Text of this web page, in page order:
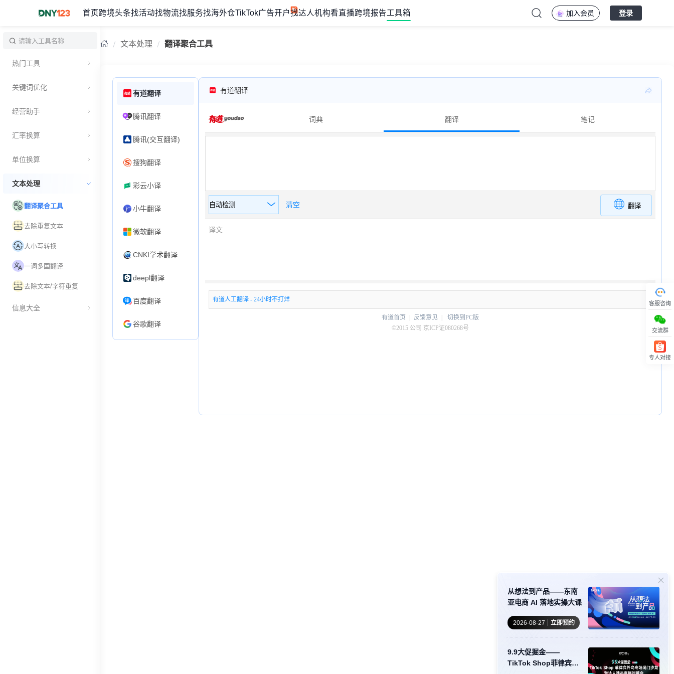
首页 跨境头条找活动找物流找服务找海外仓TikTok广告开户找达人机构看直播跨境报告工具箱 加入会员 登录
从想法到产品——东南
亚电商 AI 落地实操大课
2026-08-27 立即预约
9.9大促掘金——
TikTok Shop菲律宾外
热门工具
关键词优化
经营助手
汇率换算
单位换算
文本处理
翻译聚合工具
去除重复文本
大小写转换
一词多国翻译
去除文本/字符重复
信息大全
文本处理 翻译聚合工具
有道翻译
腾讯翻译
腾讯(交互翻译)
搜狗翻译
彩云小译
小牛翻译
微软翻译
CNKI学术翻译
deepl翻译
百度翻译
谷歌翻译
有道翻译
客服咨询
交流群
专人对接
回顶部